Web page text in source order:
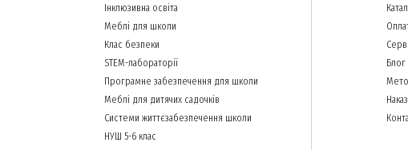
Інклюзивна освіта
Меблі для школи
Клас безпеки
STEM-лабораторії
Програмне забезпечення для школи
Меблі для дитячих садочків
Системи життєзабезпечення школи
НУШ 5-6 клас
Блог